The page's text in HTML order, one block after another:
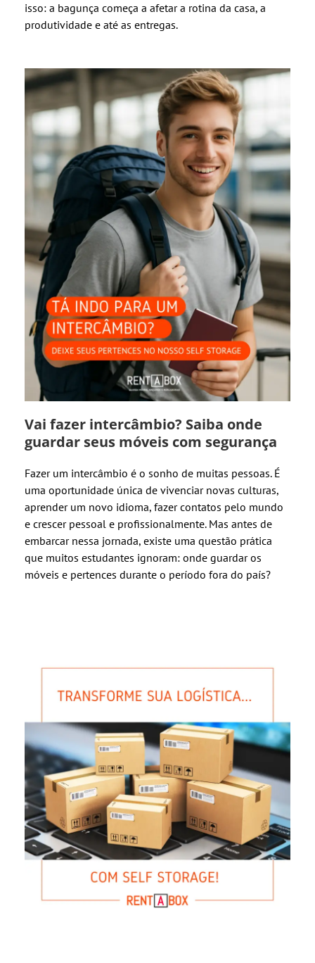
isso: a bagunça começa a afetar a rotina da casa, a
produtividade e até as entregas.
Vai fazer intercâmbio? Saiba onde
guardar seus móveis com segurança
Fazer um intercâmbio é o sonho de muitas pessoas. É
uma oportunidade única de vivenciar novas culturas,
aprender um novo idioma, fazer contatos pelo mundo
e crescer pessoal e profissionalmente. Mas antes de
embarcar nessa jornada, existe uma questão prática
que muitos estudantes ignoram: onde guardar os
móveis e pertences durante o período fora do país?